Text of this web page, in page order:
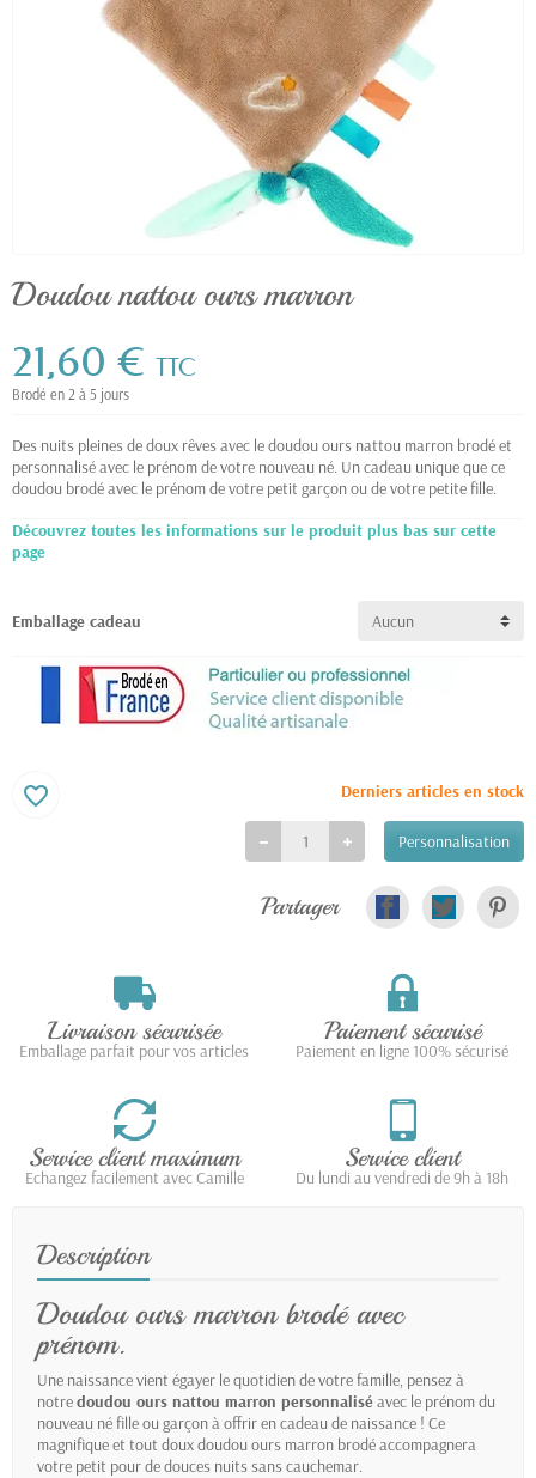
Doudou nattou ours marron
21,60 € TTC
Brodé en 2 à 5 jours
Des nuits pleines de doux rêves avec le doudou ours nattou marron brodé et
personnalisé avec le prénom de votre nouveau né. Un cadeau unique que ce
doudou brodé avec le prénom de votre petit garçon ou de votre petite fille.
Découvrez toutes les informations sur le produit plus bas sur cette
page
Emballage cadeau
Derniers articles en stock
Personnalisation
favorite_border
Partager
Livraison sécurisée
Emballage parfait pour vos articles
Paiement sécurisé
Paiement en ligne 100% sécurisé
Service client maximum
Echangez facilement avec Camille
Service client
Du lundi au vendredi de 9h à 18h
Description
Doudou ours marron brodé avec
prénom.
Une naissance vient égayer le quotidien de votre famille, pensez à
notredoudou ours nattou marron personnaliséavec le prénom du
nouveau né fille ou garçon à offrir en cadeau de naissance ! Ce
magnifique et tout doux doudou ours marron brodé accompagnera
votre petit pour de douces nuits sans cauchemar.